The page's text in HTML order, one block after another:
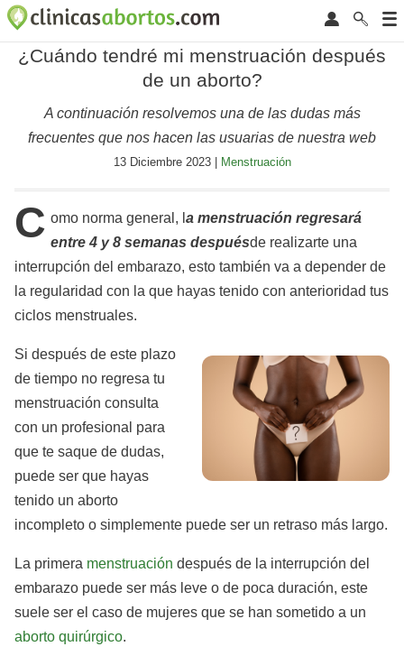
¿Cuándo tendré mi menstruación después
de un aborto?
A continuación resolvemos una de las dudas más
frecuentes que nos hacen las usuarias de nuestra web
13 Diciembre 2023 | Menstruación
C omo norma general, l a menstruación regresará
entre 4 y 8 semanas despuésde realizarte una
interrupción del embarazo, esto también va a depender de
la regularidad con la que hayas tenido con anterioridad tus
ciclos menstruales.
Si después de este plazo
de tiempo no regresa tu
menstruación consulta
con un profesional para
que te saque de dudas,
puede ser que hayas
tenido un aborto
incompleto o simplemente puede ser un retraso más largo.
La primera menstruación después de la interrupción del
embarazo puede ser más leve o de poca duración, este
suele ser el caso de mujeres que se han sometido a un
aborto quirúrgico.